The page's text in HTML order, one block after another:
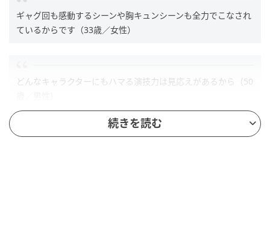
ギャグ回も感動するシーンや胸キュンシーンも全力でこなされ
ているからです（33歳／女性）
どんなキャラクターにもハマる演技力は見応えがあるから（50
続きを読む